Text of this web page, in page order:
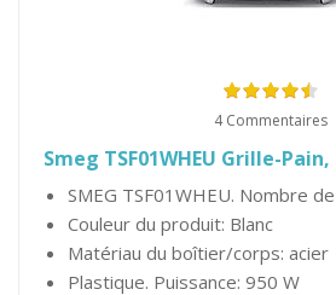
4 Commentaires
Smeg TSF01WHEU Grille-Pain,
SMEG TSF01WHEU. Nombre
Couleur du produit: Blanc
Matériau du boîtier/corps: acier
Plastique. Puissance: 950 W